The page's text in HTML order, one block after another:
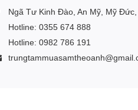
Ngã Tư Kinh Đào, An Mỹ, Mỹ
Hotline: 0355 674 888
Hotline: 0982 786 191